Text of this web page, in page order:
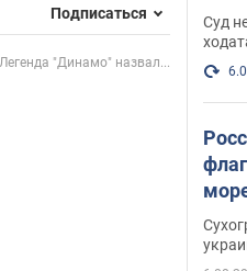
Подписаться
Легенда "Динамо" назвал...
деле
Суд